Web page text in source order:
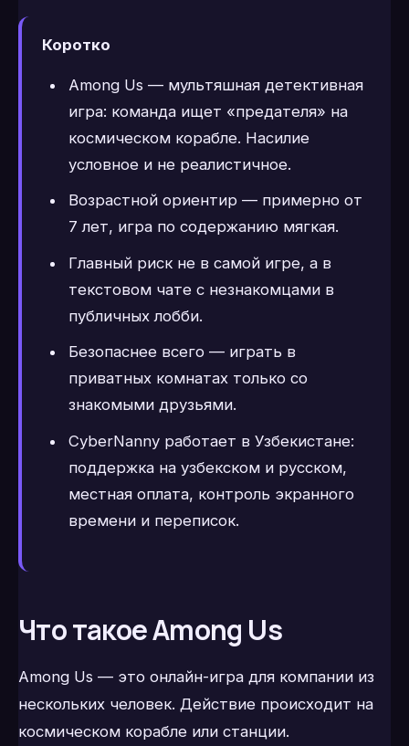
Коротко
Among Us — мультяшная детективная
игра: команда ищет «предателя» на
космическом корабле. Насилие
условное и не реалистичное.
Возрастной ориентир — примерно от
7 лет, игра по содержанию мягкая.
Главный риск не в самой игре, а в
текстовом чате с незнакомцами в
публичных лобби.
Безопаснее всего — играть в
приватных комнатах только со
знакомыми друзьями.
CyberNanny работает в Узбекистане:
поддержка на узбекском и русском,
местная оплата, контроль экранного
времени и переписок.
Что такое Among Us
Among Us — это онлайн-игра для компании из
нескольких человек. Действие происходит на
космическом корабле или станции.